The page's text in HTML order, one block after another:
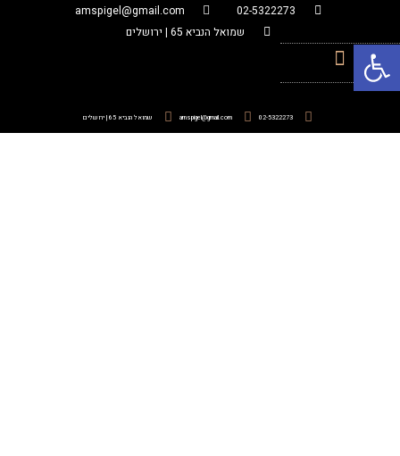
02-5322273
amspigel@gmail.com
שמואל הנביא 65 | ירושלים
02-5322273
amspigel@gmail.com שמואל הנביא 65 | ירושלים
פתח סרגל נגישות